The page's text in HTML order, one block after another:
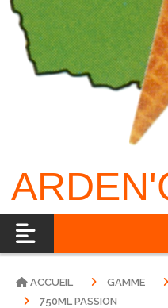
ACCUEIL GAMME
750ML PASSION